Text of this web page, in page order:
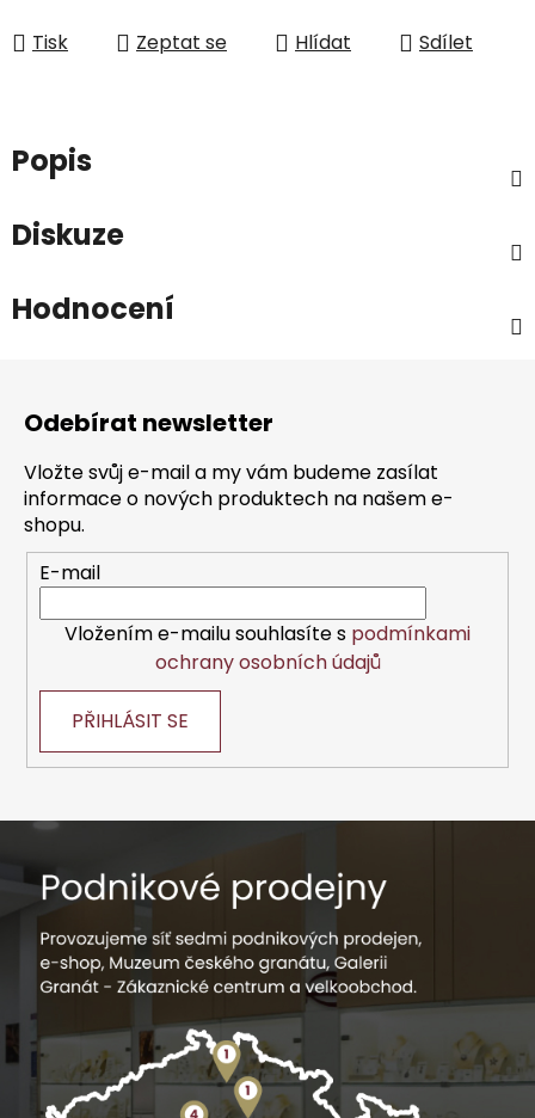
Tisk Zeptat se Hlídat Sdílet
Popis
Diskuze
Hodnocení
Odebírat newsletter
Vložte svůj e-mail a my vám budeme zasílat
informace o nových produktech na našem e-
shopu.
E-mail
Vložením e-mailu souhlasíte s podmínkami
ochrany osobních údajů
PŘIHLÁSIT SE